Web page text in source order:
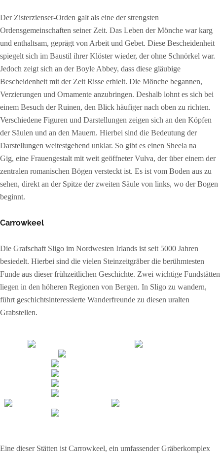
Der Zisterzienser-Orden galt als eine der strengsten
Ordensgemeinschaften seiner Zeit. Das Leben der Mönche war karg
und enthaltsam, geprägt von Arbeit und Gebet. Diese Bescheidenheit
spiegelt sich im Baustil ihrer Klöster wieder, der ohne Schnörkel war.
Jedoch zeigt sich an der Boyle Abbey, dass diese gläubige
Bescheidenheit mit der Zeit Risse erhielt. Die Mönche begannen,
Verzierungen und Ornamente anzubringen. Deshalb lohnt es sich bei
einem Besuch der Ruinen, den Blick häufiger nach oben zu richten.
Verschiedene Figuren und Darstellungen zeigen sich an den Köpfen
der Säulen und an den Mauern. Hierbei sind die Bedeutung der
Darstellungen weitestgehend unklar. So gibt es einen Sheela na
Gig, eine Frauengestalt mit weit geöffneter Vulva, der über einem der
zentralen romanischen Bögen versteckt ist. Es ist vom Boden aus zu
sehen, direkt an der Spitze der zweiten Säule von links, wo der Bogen
beginnt.
Carrowkeel
Die Grafschaft Sligo im Nordwesten Irlands ist seit 5000 Jahren
besiedelt. Hierbei sind die vielen Steinzeitgräber die berühmtesten
Funde aus dieser frühzeitlichen Geschichte. Zwei wichtige Fundstätten
liegen in den höheren Regionen von Bergen. In Sligo zu wandern,
führt geschichtsinteressierte Wanderfreunde zu diesen uralten
Grabstellen.
Eine dieser Stätten ist Carrowkeel, ein umfassender Gräberkomplex